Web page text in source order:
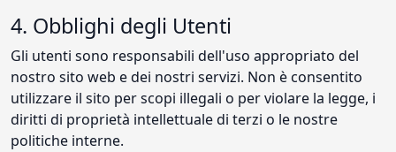
4. Obblighi degli Utenti
Gli utenti sono responsabili dell'uso appropriato del
nostro sito web e dei nostri servizi. Non è consentito
utilizzare il sito per scopi illegali o per violare la legge, i
diritti di proprietà intellettuale di terzi o le nostre
politiche interne.